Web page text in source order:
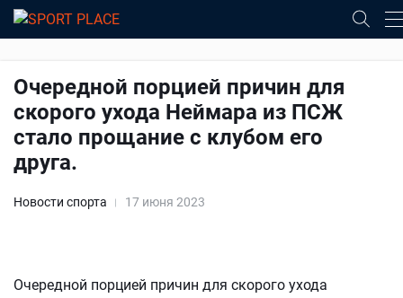
Очередной порцией причин для
скорого ухода Неймара из ПСЖ
стало прощание с клубом его
друга.
Новости спорта 17 июня 2023
Очередной порцией причин для скорого ухода